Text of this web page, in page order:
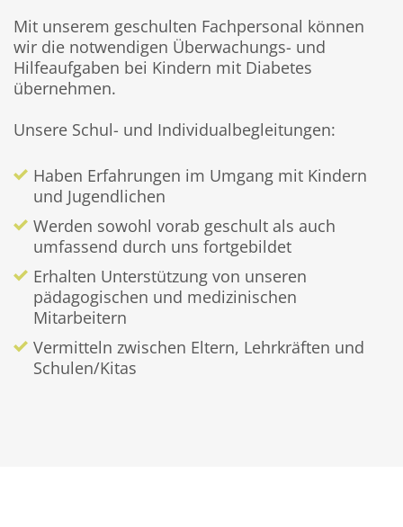
Mit unserem geschulten Fachpersonal können
wir die notwendigen Überwachungs- und
Hilfeaufgaben bei Kindern mit Diabetes
übernehmen.
Unsere Schul- und Individualbegleitungen:
Haben Erfahrungen im Umgang mit Kindern
und Jugendlichen
Werden sowohl vorab geschult als auch
umfassend durch uns fortgebildet
Erhalten Unterstützung von unseren
pädagogischen und medizinischen
Mitarbeitern
Vermitteln zwischen Eltern, Lehrkräften und
Schulen/Kitas